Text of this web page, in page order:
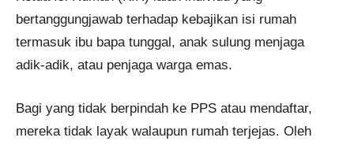
bertanggungjawab terhadap kebajikan isi rumah
termasuk ibu bapa tunggal, anak sulung menjaga
adik-adik, atau penjaga warga emas.
Bagi yang tidak berpindah ke PPS atau mendaftar,
mereka tidak layak walaupun rumah terjejas. Oleh